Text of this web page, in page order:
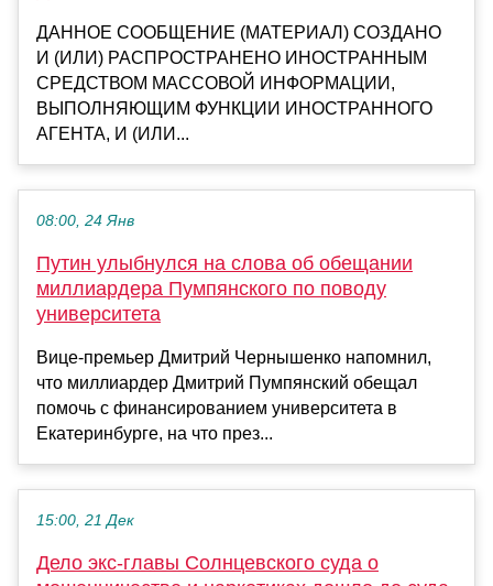
ДАННОЕ СООБЩЕНИЕ (МАТЕРИАЛ) СОЗДАНО
И (ИЛИ) РАСПРОСТРАНЕНО ИНОСТРАННЫМ
СРЕДСТВОМ МАССОВОЙ ИНФОРМАЦИИ,
ВЫПОЛНЯЮЩИМ ФУНКЦИИ ИНОСТРАННОГО
АГЕНТА, И (ИЛИ...
08:00, 24 Янв
Путин улыбнулся на слова об обещании
миллиардера Пумпянского по поводу
университета
Вице-премьер Дмитрий Чернышенко напомнил,
что миллиардер Дмитрий Пумпянский обещал
помочь с финансированием университета в
Екатеринбурге, на что през...
15:00, 21 Дек
Дело экс-главы Солнцевского суда о